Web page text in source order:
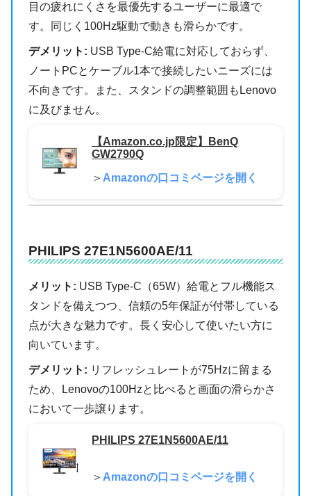
目の疲れにくさを最優先するユーザーに最適で
す。同じく100Hz駆動で動きも滑らかです。
デメリット: USB Type-C給電に対応しておらず、
ノートPCとケーブル1本で接続したいニーズには
不向きです。また、スタンドの調整範囲もLenovo
に及びません。
【Amazon.co.jp限定】BenQ
GW2790Q
＞ Amazonの口コミページを開く
PHILIPS 27E1N5600AE/11
メリット: USB Type-C（65W）給電とフル機能ス
タンドを備えつつ、信頼の5年保証が付帯している
点が大きな魅力です。長く安心して使いたい方に
向いています。
デメリット: リフレッシュレートが75Hzに留まる
ため、Lenovoの100Hzと比べると画面の滑らかさ
において一歩譲ります。
PHILIPS 27E1N5600AE/11
＞ Amazonの口コミページを開く